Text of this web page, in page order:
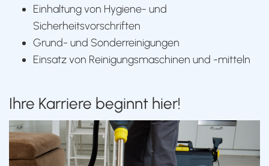
Einhaltung von Hygiene- und
Sicherheitsvorschriften
Grund- und Sonderreinigungen
Einsatz von Reinigungsmaschinen und -mitteln
Ihre Karriere beginnt hier!